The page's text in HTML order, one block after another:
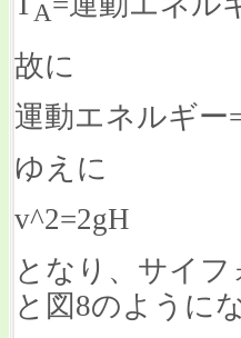
A
故に
運動エネルギー
ゆえに
v^2=2gH
となり、サイ
と図8のように